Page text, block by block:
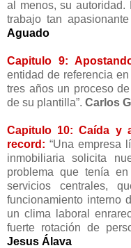
al menos, su autoridad.
trabajo tan
Aguado
Capitulo 9:
entidad de referencia
tres años un proceso
de su plantilla”. Carlos
Capitulo 10: Caída y
record: “Una empresa
inmobiliaria solicita
problema que tenía
servicios centrales,
funcionamiento interno
un clima laboral
fuerte rotación de
Jesus Álava